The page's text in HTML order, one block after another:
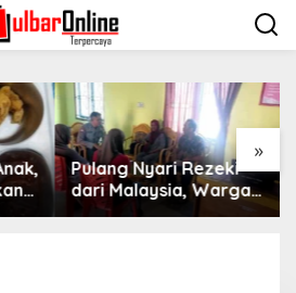
»
Pulang Nyari Rezeki
dari Malaysia, Warga
Pasangkayu Kaget